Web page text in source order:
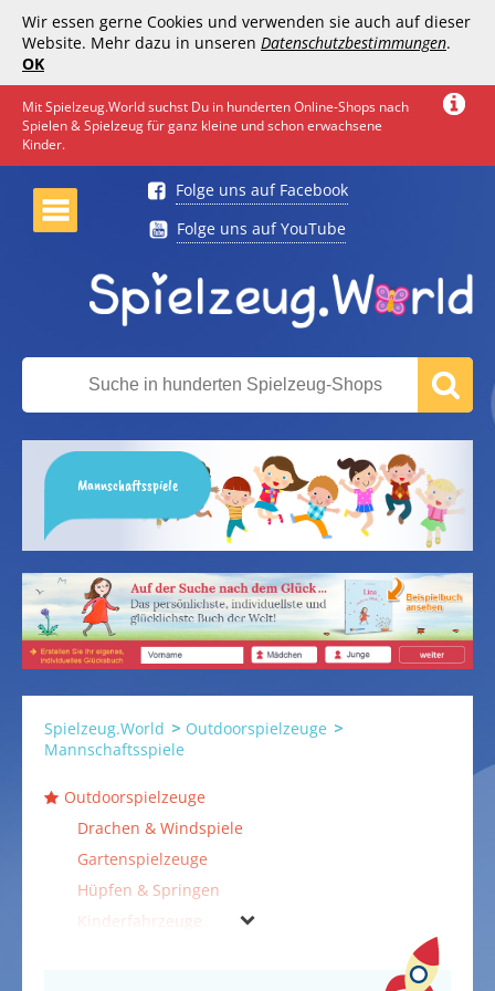
Wir essen gerne Cookies und verwenden sie auch auf dieser
Website. Mehr dazu in unseren Datenschutzbestimmungen.
OK
Mit Spielzeug.World suchst Du in hunderten Online-Shops nach
Spielen & Spielzeug für ganz kleine und schon erwachsene
Kinder.
Folge uns auf Facebook
Folge uns auf YouTube
Mannschaftsspiele
Spielzeug.World
Outdoorspielzeuge
Mannschaftsspiele
Outdoorspielzeuge
Drachen & Windspiele
Gartenspielzeuge
Hüpfen & Springen
Kinderfahrzeuge